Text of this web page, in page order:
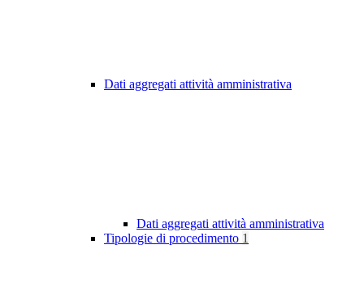
Dati aggregati attività amministrativa
Dati aggregati attività amministrativa
Tipologie di procedimento 1